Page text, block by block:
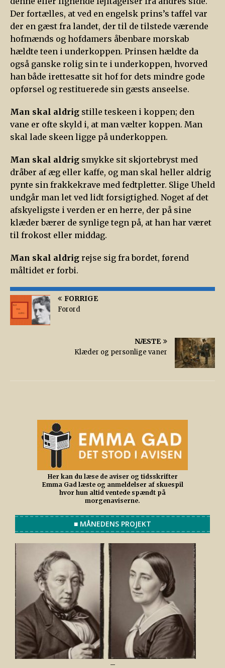
Der fortælles, at ved en engelsk prins’s taffel var
der en gæst fra landet, der til de tilstede værende
hofmænds og hofdamers åbenbare morskab
hældte teen i underkoppen. Prinsen hældte da
også ganske rolig sin te i underkoppen, hvorved
han både irettesatte sit hof for dets mindre gode
opførsel og restituerede sin gæsts anseelse.
Man skal aldrig stille teskeen i koppen; den
vane er ofte skyld i, at man vælter koppen. Man
skal lade skeen ligge på underkoppen.
Man skal aldrig smykke sit skjortebryst med
dråber af æg eller kaffe, og man skal heller aldrig
pynte sin frakkekrave med fedtpletter. Slige Uheld
undgår man let ved lidt forsigtighed. Noget af det
afskyeligste i verden er en herre, der på sine
klæder bærer de synlige tegn på, at han har været
til frokost eller middag.
Man skal aldrig rejse sig fra bordet, førend
måltidet er forbi.
FORRIGE
Forord
NÆSTE
Klæder og personlige vaner
Her kan du læse de aviser og tidsskrifter
Emma Gad læste og anmeldelser af skuespil
hvor hun altid ventede spændt på
morgenaviserne.
■ MÅNEDENS PROJEKT
–